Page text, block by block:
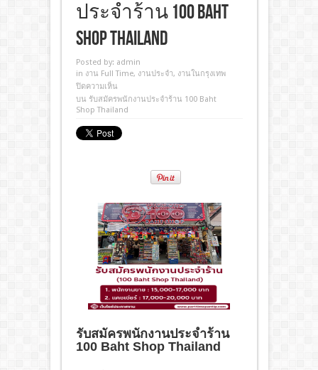
ประจำร้าน 100 Baht
Shop Thailand
Posted by: admin
in งาน Full Time, งานประจํา, งานในกรุงเทพ
ปิดความเห็น
บน รับสมัครพนักงานประจำร้าน 100 Baht
Shop Thailand
รับสมัครพนักงานประจำร้าน
100 Baht Shop Thailand